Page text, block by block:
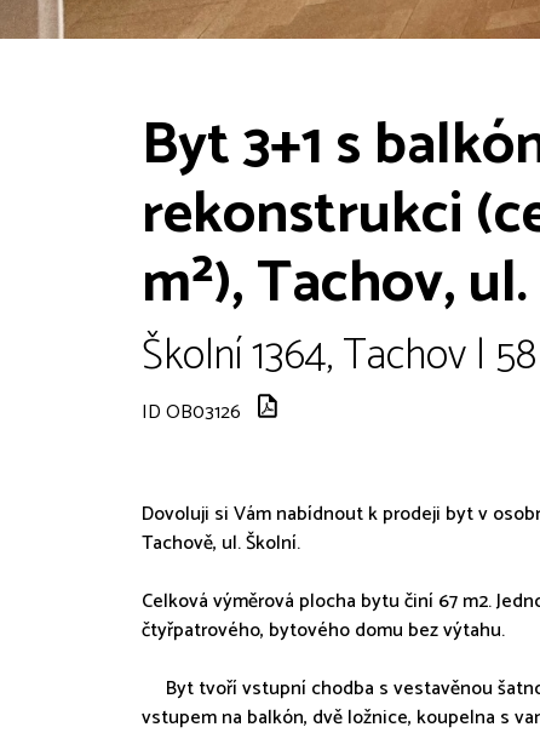
Byt 3+1 s
rekonstrukci
m²), Tachov,
Školní 1364, Tachov |
ID OB03126
Dovoluji si Vám nabídnout k prodeji byt v
Tachově, ul. Školní.
Celková výměrová plocha bytu činí 67 m2.
čtyřpatrového, bytového domu bez výtahu.
Byt tvoří vstupní chodba s vestavěnou
vstupem na balkón, dvě ložnice, koupelna s